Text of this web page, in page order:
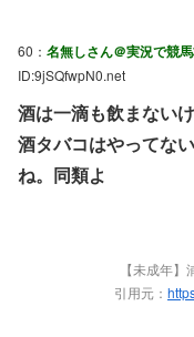
60： 名無しさん＠実況で競
ID:9jSQfwpN0.net
酒は一滴も飲まない
酒タバコはやってな
ね。同類よ
【未成年
引用元：